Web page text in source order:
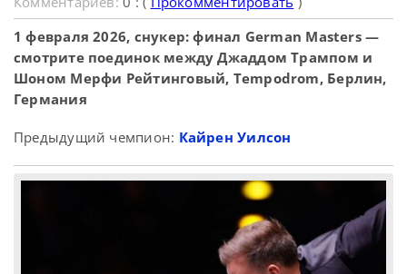
1 февраля 2026, снукер: финал German Masters —
смотрите поединок между Джаддом Трампом и
Шоном Мерфи Рейтинговый, Tempodrom, Берлин,
Германия
Предыдущий чемпион: Кайрен Уилсон